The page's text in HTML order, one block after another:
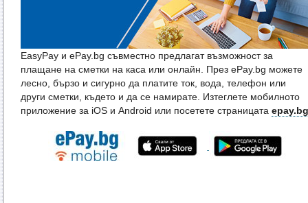
EasyPay и ePay.bg съвместно предлагат възможност за
плащане на сметки на каса или онлайн. През ePay.bg можете
лесно, бързо и сигурно да платите ток, вода, телефон или
други сметки, където и да се намирате. Изтеглете мобилното
приложение за iOS и Android или посетете страницата